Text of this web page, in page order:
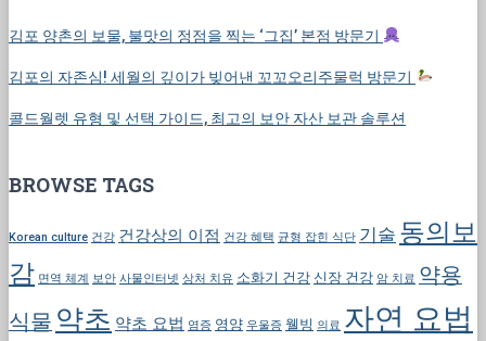
김포 양촌의 보물, 불맛의 정점을 찍는 ‘그집’ 본점 방문기
김포의 자존심! 세월의 깊이가 빚어낸 꼬꼬오리주물럭 방문기
콜드월렛 유형 및 선택 가이드, 최고의 보안 자산 보관 솔루션
BROWSE TAGS
Korean culture 건강 건강상의 이점 건강 혜택 균형 잡힌 식단 기술 동의보
감 면역 체계 보안 사물인터넷 상처 치유 소화기 건강 신장 건강 암 치료 약용
식물 약초 약초 요법 염증 영양 우울증 웰빙 의료 자연 요법